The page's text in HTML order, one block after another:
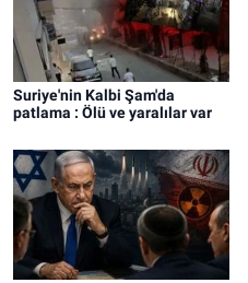
Suriye'nin Kalbi Şam'da
patlama : Ölü ve yaralılar var